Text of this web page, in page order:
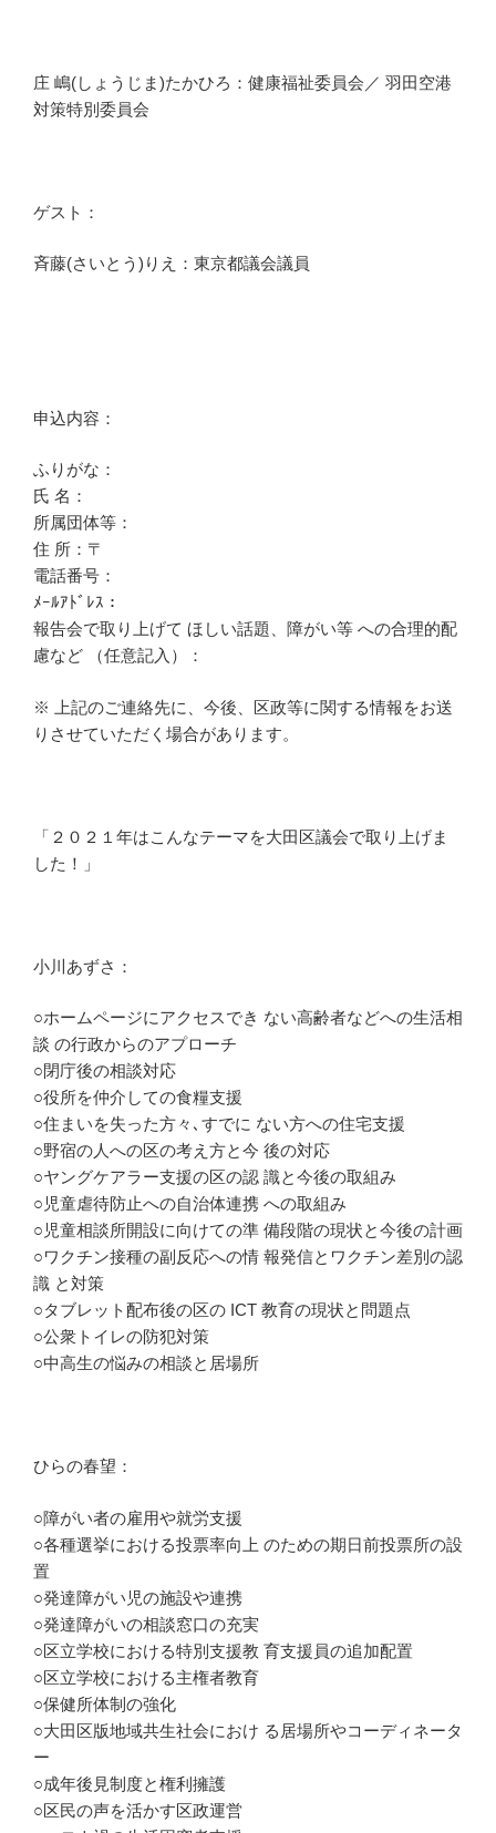
庄 嶋(しょうじま)たかひろ：健康福祉委員会／ 羽田空港
対策特別委員会
ゲスト：
斉藤(さいとう)りえ：東京都議会議員
申込内容：
ふりがな：
氏 名：
所属団体等：
住 所：〒
電話番号：
ﾒｰﾙｱﾄﾞﾚｽ：
報告会で取り上げて ほしい話題、障がい等 への合理的配
慮など （任意記入）：
※ 上記のご連絡先に、今後、区政等に関する情報をお送
りさせていただく場合があります。
「２０２１年はこんなテーマを大田区議会で取り上げま
した！」
小川あずさ：
○ホームページにアクセスでき ない高齢者などへの生活相
談 の行政からのアプローチ
○閉庁後の相談対応
○役所を仲介しての食糧支援
○住まいを失った方々､すでに ない方への住宅支援
○野宿の人への区の考え方と今 後の対応
○ヤングケアラー支援の区の認 識と今後の取組み
○児童虐待防止への自治体連携 への取組み
○児童相談所開設に向けての準 備段階の現状と今後の計画
○ワクチン接種の副反応への情 報発信とワクチン差別の認
識 と対策
○タブレット配布後の区の ICT 教育の現状と問題点
○公衆トイレの防犯対策
○中高生の悩みの相談と居場所
ひらの春望：
○障がい者の雇用や就労支援
○各種選挙における投票率向上 のための期日前投票所の設
置
○発達障がい児の施設や連携
○発達障がいの相談窓口の充実
○区立学校における特別支援教 育支援員の追加配置
○区立学校における主権者教育
○保健所体制の強化
○大田区版地域共生社会におけ る居場所やコーディネータ
ー
○成年後見制度と権利擁護
○区民の声を活かす区政運営